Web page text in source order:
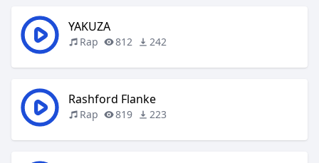
YAKUZA
Rap 812 242
Rashford Flanke
Rap 819 223